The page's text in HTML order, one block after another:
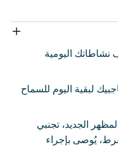
نشاطاتك اليومية
لبقية اليوم للسماح
الجديد، تجنبي
يُوصى بإجراء